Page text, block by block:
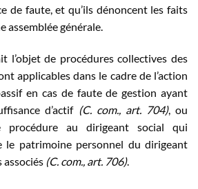
de faute, et qu’ils dénoncent les faits
assemblée générale.
l’objet de procédures collectives des
applicables dans le cadre de l’action
en cas de faute de gestion ayant
d’actif (C. com., art. 704), ou
procédure au dirigeant social qui
le patrimoine personnel du dirigeant
associés (C. com., art. 706).